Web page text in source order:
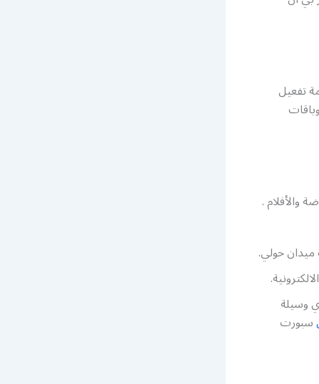
تفعيل
والأفلام .
وسيلة
سبورت